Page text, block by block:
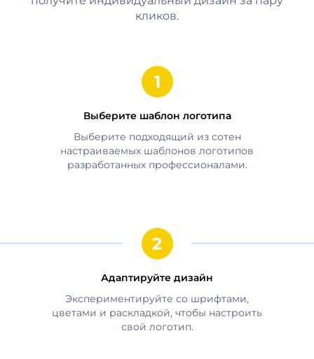
кликов.
Выберите шаблон логотипа
Выберите подходящий из сотен
настраиваемых шаблонов логотипов
разработанных профессионалами.
Адаптируйте дизайн
Экспериментируйте со шрифтами,
цветами и раскладкой, чтобы настроить
свой логотип.